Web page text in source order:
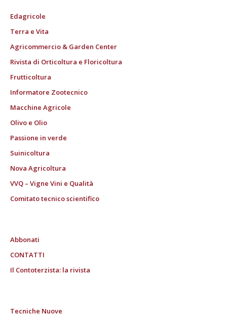
Edagricole
Terra e Vita
Agricommercio & Garden Center
Rivista di Orticoltura e Floricoltura
Frutticoltura
Informatore Zootecnico
Macchine Agricole
Olivo e Olio
Passione in verde
Suinicoltura
Nova Agricoltura
VVQ – Vigne Vini e Qualità
Comitato tecnico scientifico
Abbonati
CONTATTI
Il Contoterzista: la rivista
Tecniche Nuove